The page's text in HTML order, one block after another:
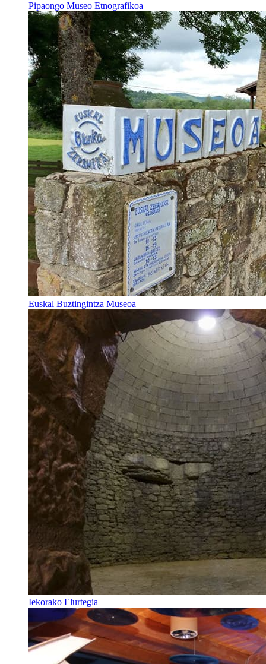
Pipaongo Museo Etnografikoa
Euskal Buztingintza Museoa
Iekorako Elurtegia